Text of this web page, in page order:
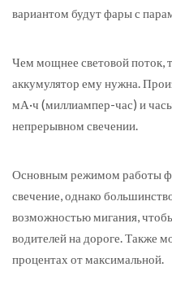
вариантом будут фары с
Чем мощнее световой поток,
аккумулятор ему нужна.
мА·ч (миллиампер-час) и
непрерывном свечении.
Основным режимом работы
свечение, однако
возможностью мигания,
водителей на дороге. Также
процентах от максимальной.